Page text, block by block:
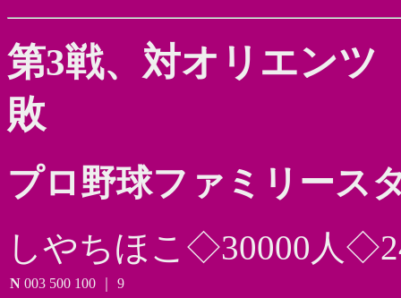
第3戦、対オリエンツ
敗
プロ野球ファミリース
しやちほこ◇30000人
N 003 500 100
9